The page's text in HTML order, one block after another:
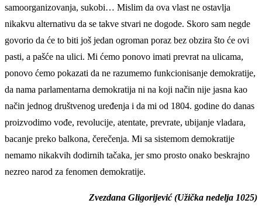
samoorganizovanja, sukobi… Mislim da ova vlast ne ostavlja
nikakvu alternativu da se takve stvari ne dogode. Skoro sam negde
govorio da će to biti još jedan ogroman poraz bez obzira što će ovi
pasti, a pašće na ulici. Mi ćemo ponovo imati prevrat na ulicama,
ponovo ćemo pokazati da ne razumemo funkcionisanje demokratije,
da nama parlamentarna demokratija ni na koji način nije jasna kao
način jednog društvenog uređenja i da mi od 1804. godine do danas
proizvodimo vođe, revolucije, atentate, prevrate, ubijanje vladara,
bacanje preko balkona, čerečenja. Mi sa sistemom demokratije
nemamo nikakvih dodirnih tačaka, jer smo prosto onako beskrajno
nezreo narod za fenomen demokratije.
Zvezdana Gligorijević (Užička nedelja 1025)